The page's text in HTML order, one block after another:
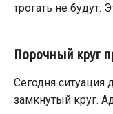
трогать не будут.
Порочный круг
Сегодня ситуация
замкнутый круг.